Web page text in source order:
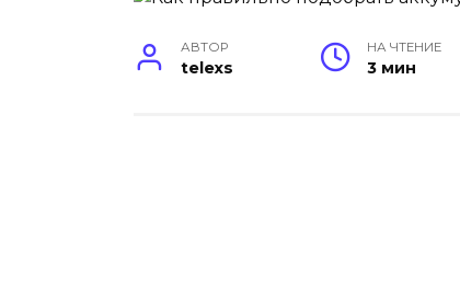
АВТОР
telexs
НА ЧТЕНИЕ
3 мин